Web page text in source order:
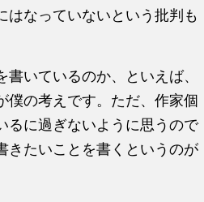
はなっていないという批判も
いているのか、といえば、
僕の考えです。ただ、作家個
るに過ぎないように思うので
きたいことを書くというのが